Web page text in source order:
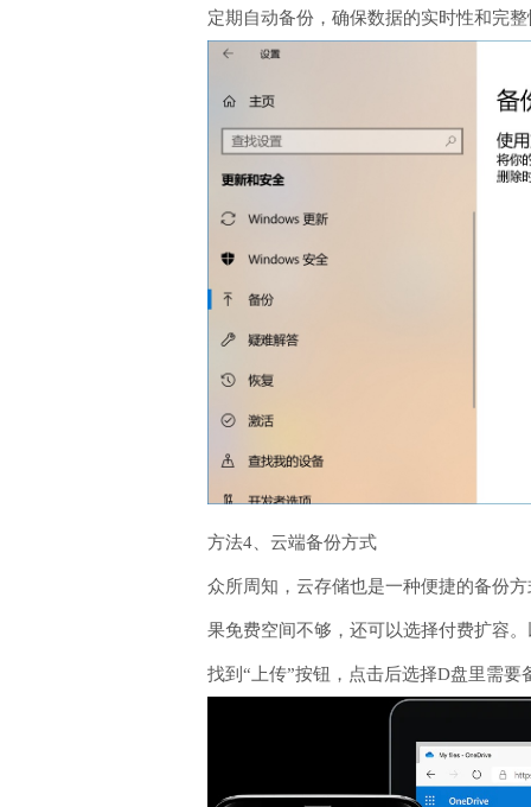
定期自动备份，确保数据的实时性和完
方法4、云端备份方式
众所周知，云存储也是一种便捷的备份
果免费空间不够，还可以选择付费扩容
找到“上传”按钮，点击后选择D盘里需